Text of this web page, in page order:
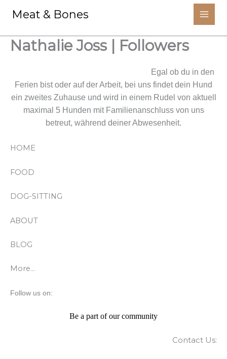
Meat & Bones
Nathalie Joss | Followers
Egal ob du in den
Ferien bist oder auf der Arbeit, bei uns findet dein Hund
ein zweites Zuhause und wird in einem Rudel von aktuell
maximal 5 Hunden mit Familienanschluss von uns
betreut, während deiner Abwesenheit.
HOME
FOOD
DOG-SITTING
ABOUT
BLOG
More…
Follow us on:
Be a part of our community
Contact Us: